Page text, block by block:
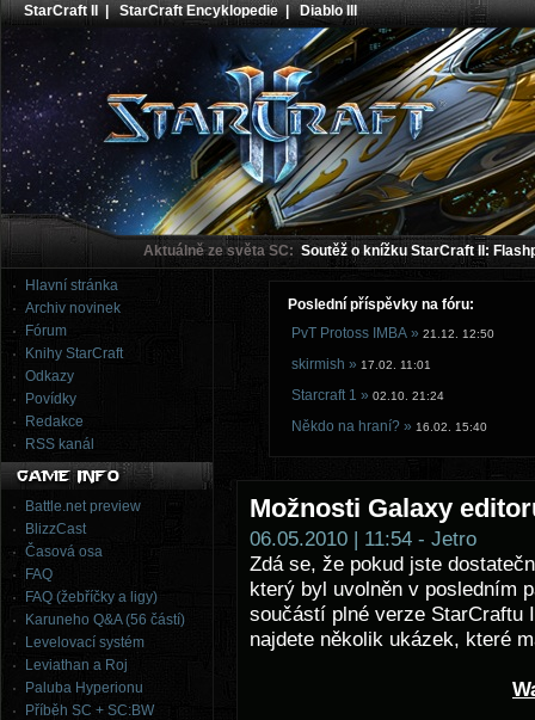
StarCraft II |StarCraft Encyklopedie|Diablo III
Aktuálně ze světa SC: Soutěž o knížku StarCraft II:
Hlavní stránka
Archiv novinek
Fórum
Knihy StarCraft
Odkazy
Povídky
Redakce
RSS kanál
Battle.net preview
BlizzCast
Časová osa
FAQ
FAQ (žebříčky a ligy)
Karuneho Q&A (56 částí)
Levelovací systém
Leviathan a Roj
Paluba Hyperionu
Příběh SC + SC:BW
Poslední příspěvky na fóru:
PvT Protoss IMBA » 21.12. 12:50
skirmish » 17.02. 11:01
Starcraft 1 » 02.10. 21:24
Někdo na hraní? » 16.02. 15:40
Možnosti Galaxy
06.05.2010 | 11:54 - Jetro
Zdá se, že pokud jste
který byl uvolněn v posledním
součástí plné verze
najdete několik ukázek, které